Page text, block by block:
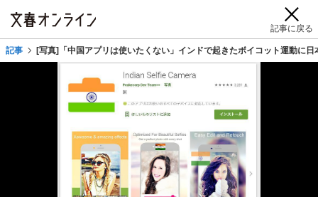
記事に戻る
記事 [写真]「中国アプリは使いたくない」インドで起きたボイコット運動に日